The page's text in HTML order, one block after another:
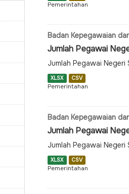
Pemerintahan
Badan Kepegawaian
Jumlah Pegawai
Jumlah Pegawai
XLSX CSV
Pemerintahan
Badan Kepegawaian
Jumlah Pegawai
Jumlah Pegawai
XLSX CSV
Pemerintahan